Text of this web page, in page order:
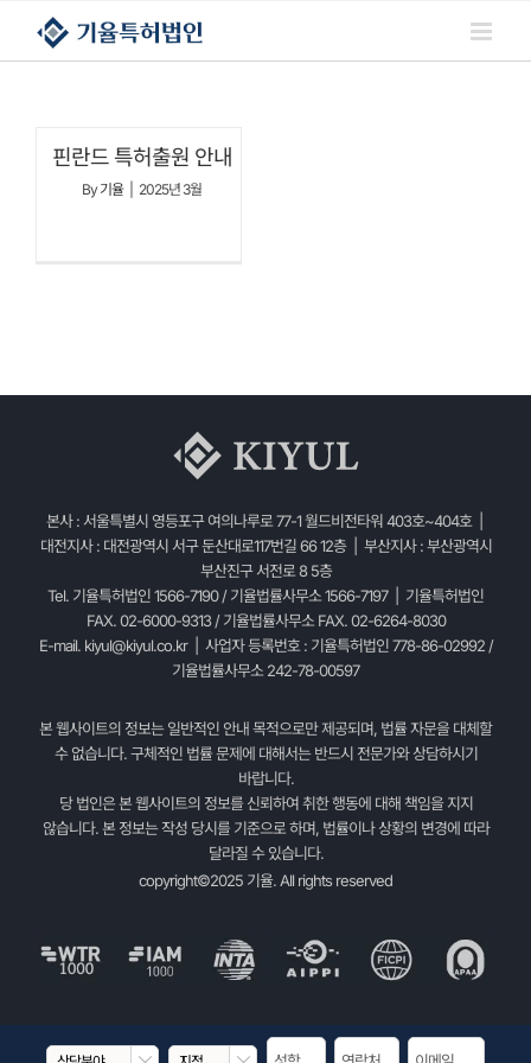
콘텐츠로
건너뛰기
핀란드 특허출원 안내
By기율 2025년 3월
본사 : 서울특별시 영등포구 여의나루로 77-1 월드비전타워 403호~404호 |
대전지사 : 대전광역시 서구 둔산대로117번길 66 12층 | 부산지사 : 부산광역시
부산진구 서전로 8 5층
Tel. 기율특허법인 1566-7190 / 기율법률사무소 1566-7197 | 기율특허법인
FAX. 02-6000-9313 / 기율법률사무소 FAX. 02-6264-8030
E-mail. kiyul@kiyul.co.kr| 사업자 등록번호 : 기율특허법인 778-86-02992 /
기율법률사무소 242-78-00597
본 웹사이트의 정보는 일반적인 안내 목적으로만 제공되며, 법률 자문을 대체할
수 없습니다. 구체적인 법률 문제에 대해서는 반드시 전문가와 상담하시기
바랍니다.
당 법인은 본 웹사이트의 정보를 신뢰하여 취한 행동에 대해 책임을 지지
않습니다. 본 정보는 작성 당시를 기준으로 하며, 법률이나 상황의 변경에 따라
달라질 수 있습니다.
copyright©2025 기율. All rights reserved
 